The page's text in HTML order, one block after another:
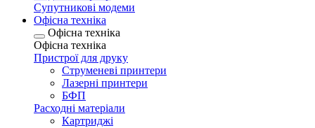
Супутникові модеми
Офісна техніка
Офісна техніка
Офісна техніка
Пристрої для друку
Струменеві принтери
Лазерні принтери
БФП
Расходні матеріали
Картриджі